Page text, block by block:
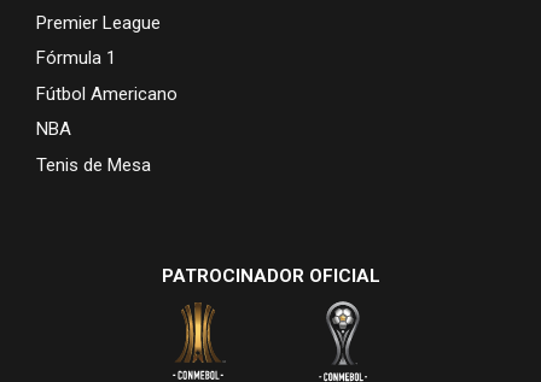
Premier League
Fórmula 1
Fútbol Americano
NBA
Tenis de Mesa
PATROCINADOR OFICIAL